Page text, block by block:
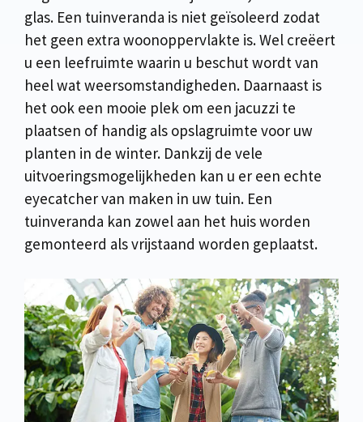
glas. Een tuinveranda is niet geïsoleerd zodat
het geen extra woonoppervlakte is. Wel creëert
u een leefruimte waarin u beschut wordt van
heel wat weersomstandigheden. Daarnaast is
het ook een mooie plek om een jacuzzi te
plaatsen of handig als opslagruimte voor uw
planten in de winter. Dankzij de vele
uitvoeringsmogelijkheden kan u er een echte
eyecatcher van maken in uw tuin. Een
tuinveranda kan zowel aan het huis worden
gemonteerd als vrijstaand worden geplaatst.